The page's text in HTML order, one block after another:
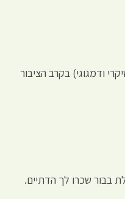
ודמגוגי) בקרב הציבור
בבור שכרו לך הדתיים.